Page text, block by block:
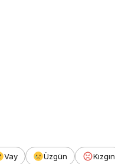
Vay Üzgün Kızgın